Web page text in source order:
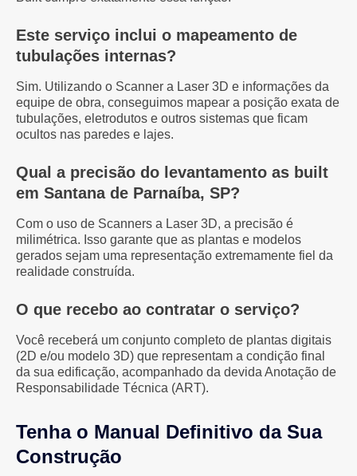
Este serviço inclui o mapeamento de
tubulações internas?
Sim. Utilizando o Scanner a Laser 3D e informações da
equipe de obra, conseguimos mapear a posição exata de
tubulações, eletrodutos e outros sistemas que ficam
ocultos nas paredes e lajes.
Qual a precisão do levantamento as built
em Santana de Parnaíba, SP?
Com o uso de Scanners a Laser 3D, a precisão é
milimétrica. Isso garante que as plantas e modelos
gerados sejam uma representação extremamente fiel da
realidade construída.
O que recebo ao contratar o serviço?
Você receberá um conjunto completo de plantas digitais
(2D e/ou modelo 3D) que representam a condição final
da sua edificação, acompanhado da devida Anotação de
Responsabilidade Técnica (ART).
Tenha o Manual Definitivo da Sua
Construção